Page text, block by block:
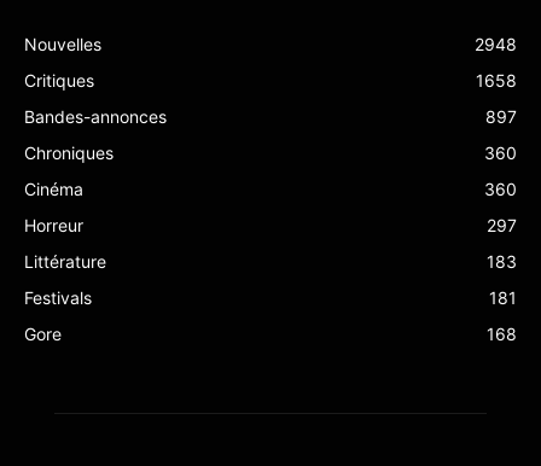
Nouvelles
2948
Critiques
1658
Bandes-annonces
897
Chroniques
360
Cinéma
360
Horreur
297
Littérature
183
Festivals
181
Gore
168